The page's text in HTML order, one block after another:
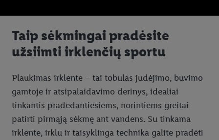
Taip sėkmingai pradėsite
užsiimti irklenčių sportu
Plaukimas irklente – tai tobulas judėjimo, buvimo
gamtoje ir atsipalaidavimo derinys, idealiai
tinkantis pradedantiesiems, norintiems greitai
patirti pirmąją sėkmę ant vandens. Su tinkama
irklente, irklu ir taisyklinga technika galite pradėti